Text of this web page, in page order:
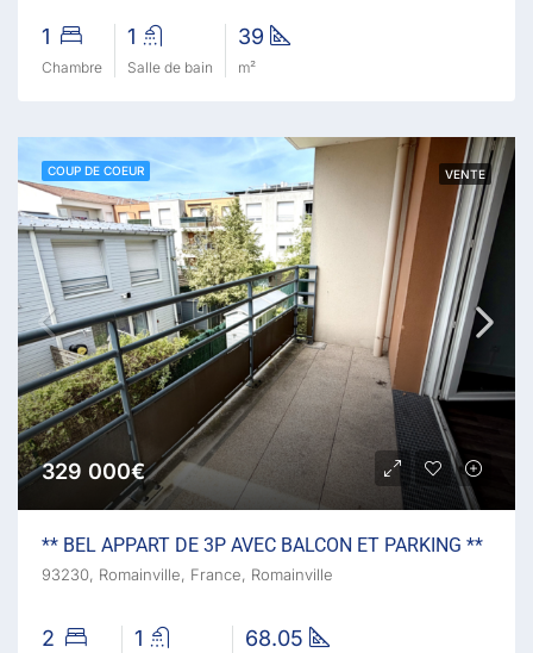
1
Chambre
1
Salle de bain
39
m²
COUP DE COEUR VENTE
329 000€
** BEL APPART DE 3P AVEC BALCON ET PARKING **
93230, Romainville, France, Romainville
2 1 68.05